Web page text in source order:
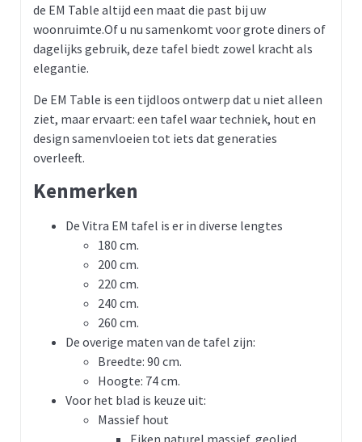
de EM Table altijd een maat die past bij uw
woonruimte.Of u nu samenkomt voor grote diners of
dagelijks gebruik, deze tafel biedt zowel kracht als
elegantie.
De EM Table is een tijdloos ontwerp dat u niet alleen
ziet, maar ervaart: een tafel waar techniek, hout en
design samenvloeien tot iets dat generaties
overleeft.
Kenmerken
De Vitra EM tafel is er in diverse lengtes
180 cm.
200 cm.
220 cm.
240 cm.
260 cm.
De overige maten van de tafel zijn:
Breedte: 90 cm.
Hoogte: 74 cm.
Voor het blad is keuze uit:
Massief hout